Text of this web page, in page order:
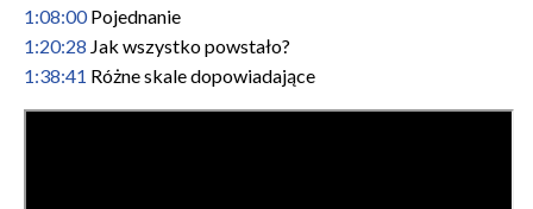
1:08:00Pojednanie
1:20:28 Jak wszystko powstało?
1:38:41 Różne skale dopowiadające